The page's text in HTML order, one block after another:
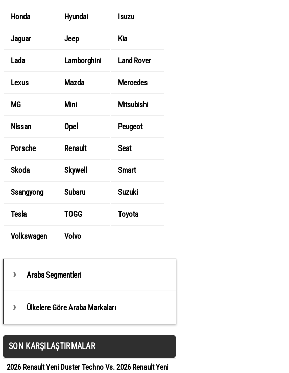
Honda Hyundai Isuzu
Jaguar Jeep Kia
Lada Lamborghini Land Rover
Lexus Mazda Mercedes
MG Mini Mitsubishi
Nissan Opel Peugeot
Porsche Renault Seat
Skoda Skywell Smart
Ssangyong Subaru Suzuki
Tesla TOGG Toyota
Volkswagen Volvo
Araba Segmentleri
Ülkelere Göre Araba Markaları
SON KARŞILAŞTIRMALAR
2026 Renault Yeni Duster Techno Vs. 2026 Renault Yeni